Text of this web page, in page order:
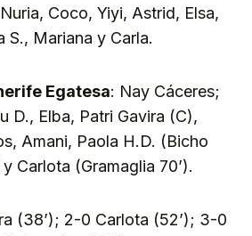
Coco, Yiyi, Astrid, Elsa,
S., Mariana y Carla.
Egatesa: Nay Cáceres;
D., Elba, Patri Gavira (C),
Amani, Paola H.D. (Bicho
Carlota (Gramaglia 70’).
(38’); 2-0 Carlota (52’); 3-0